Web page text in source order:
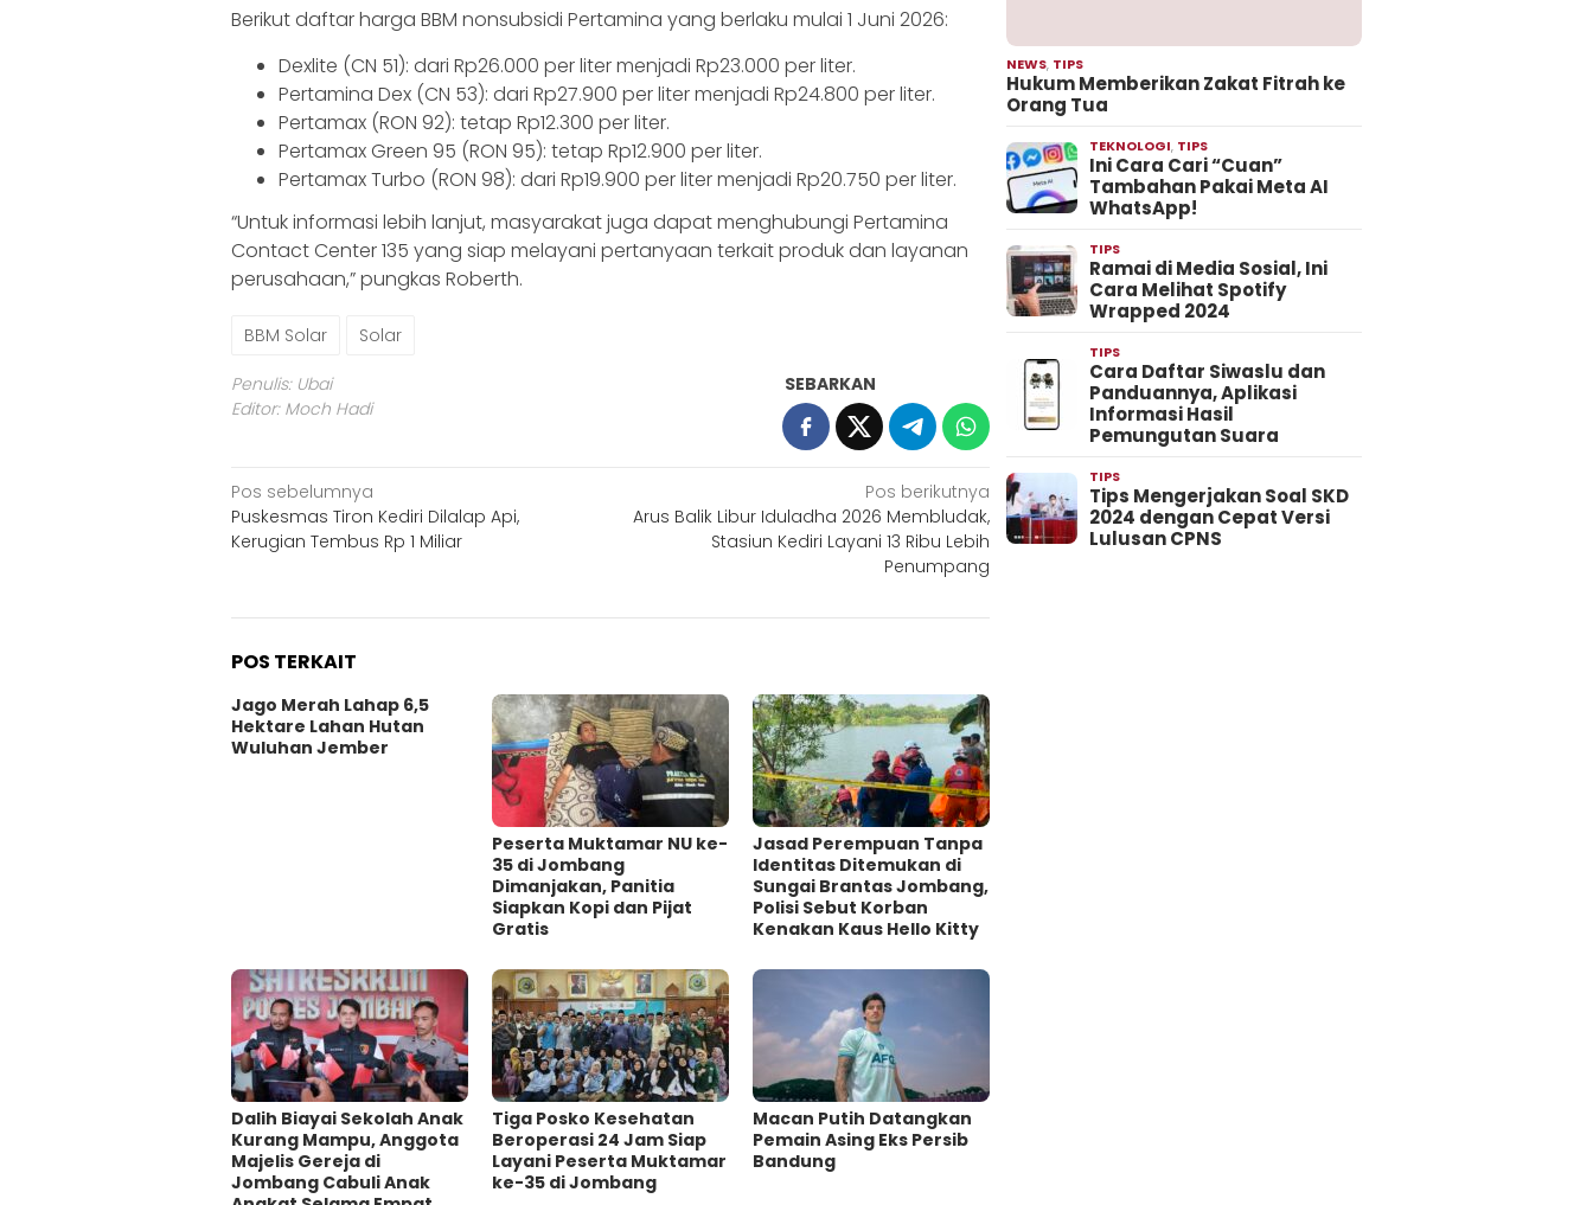
Berikut daftar harga BBM nonsubsidi Pertamina yang berlaku mulai 1 Juni 2026:
Dexlite (CN 51): dari Rp26.000 per liter menjadi Rp23.000 per liter.
Pertamina Dex (CN 53): dari Rp27.900 per liter menjadi Rp24.800 per liter.
Pertamax (RON 92): tetap Rp12.300 per liter.
Pertamax Green 95 (RON 95): tetap Rp12.900 per liter.
Pertamax Turbo (RON 98): dari Rp19.900 per liter menjadi Rp20.750 per liter.
“Untuk informasi lebih lanjut, masyarakat juga dapat menghubungi Pertamina
Contact Center 135 yang siap melayani pertanyaan terkait produk dan layanan
perusahaan,” pungkas Roberth.
BBM Solar Solar
Penulis: Ubai
Editor: Moch Hadi
SEBARKAN
Navigasi
pos
Pos sebelumnya
Puskesmas Tiron Kediri Dilalap Api,
Kerugian Tembus Rp 1 Miliar
Pos berikutnya
Arus Balik Libur Iduladha 2026 Membludak,
Stasiun Kediri Layani 13 Ribu Lebih
Penumpang
POS TERKAIT
Jago Merah Lahap 6,5
Hektare Lahan Hutan
Wuluhan Jember
Peserta Muktamar NU ke-
35 di Jombang
Dimanjakan, Panitia
Siapkan Kopi dan Pijat
Gratis
Jasad Perempuan Tanpa
Identitas Ditemukan di
Sungai Brantas Jombang,
Polisi Sebut Korban
Kenakan Kaus Hello Kitty
Dalih Biayai Sekolah Anak
Kurang Mampu, Anggota
Majelis Gereja di
Jombang Cabuli Anak
Tiga Posko Kesehatan
Beroperasi 24 Jam Siap
Layani Peserta Muktamar
ke-35 di Jombang
Macan Putih Datangkan
Pemain Asing Eks Persib
Bandung
NEWS, TIPS
Hukum Memberikan Zakat Fitrah ke
Orang Tua
TEKNOLOGI, TIPS
Ini Cara Cari “Cuan”
Tambahan Pakai Meta AI
WhatsApp!
TIPS
Ramai di Media Sosial, Ini
Cara Melihat Spotify
Wrapped 2024
TIPS
Cara Daftar Siwaslu dan
Panduannya, Aplikasi
Informasi Hasil
Pemungutan Suara
TIPS
Tips Mengerjakan Soal SKD
2024 dengan Cepat Versi
Lulusan CPNS